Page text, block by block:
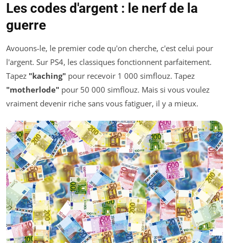
Les codes d'argent : le nerf de la
guerre
Avouons-le, le premier code qu'on cherche, c'est celui pour
l'argent. Sur PS4, les classiques fonctionnent parfaitement.
Tapez "kaching" pour recevoir 1 000 simflouz. Tapez
"motherlode" pour 50 000 simflouz. Mais si vous voulez
vraiment devenir riche sans vous fatiguer, il y a mieux.